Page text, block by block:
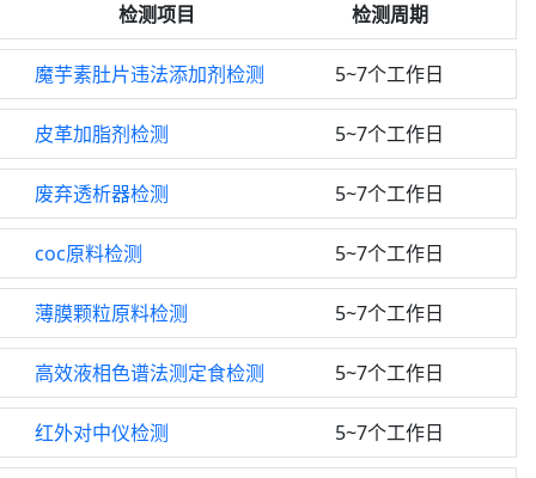
检测项目 检测周期
魔芋素肚片违法添加剂检测 5~7个工作日
皮革加脂剂检测 5~7个工作日
废弃透析器检测 5~7个工作日
coc原料检测 5~7个工作日
薄膜颗粒原料检测 5~7个工作日
高效液相色谱法测定食检测 5~7个工作日
红外对中仪检测 5~7个工作日